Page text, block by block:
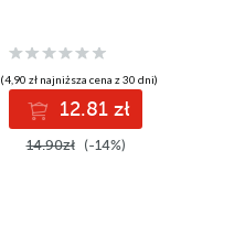
(4,90 zł najniższa cena z 30 dni)
12.81 zł
14.90zł (-14%)